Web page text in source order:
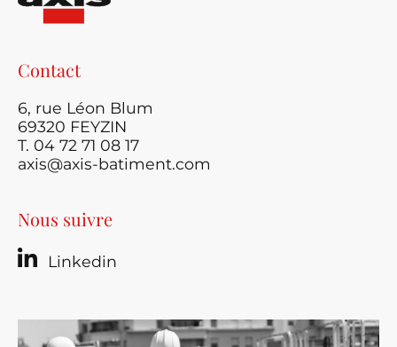
Contact
6, rue Léon Blum
69320 FEYZIN
T. 04 72 71 08 17
axis@axis-batiment.com
Nous suivre
Linkedin